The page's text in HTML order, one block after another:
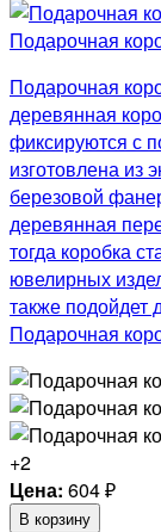
Подарочная
Подарочная
деревянная
фиксируются с
изготовлена из
березовой
деревянная
тогда коробка
ювелирных
также подойдет
Подарочная
+2
Цена: 604₽
В корзину